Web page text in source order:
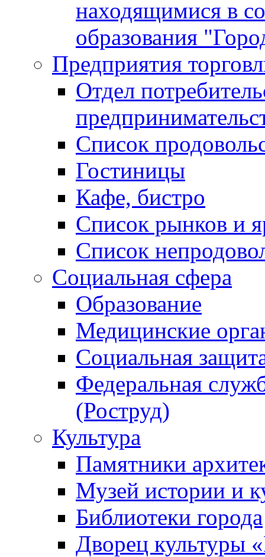
находящимися в
образования
Предприятия
Отдел
Список
Гостиницы
Кафе, бистро
Cписок рынков и
Список
Социальная сфера
Образование
Медицинские
Социальная
Федеральная
(Роструд)
Культура
Памятники
Музей истории и
Библиотеки города
Дворец культуры